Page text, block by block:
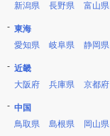
新潟県
長野県 富山県
東海
愛知県
岐阜県 静岡県
近畿
大阪府
兵庫県 京都府
中国
鳥取県
島根県 岡山県